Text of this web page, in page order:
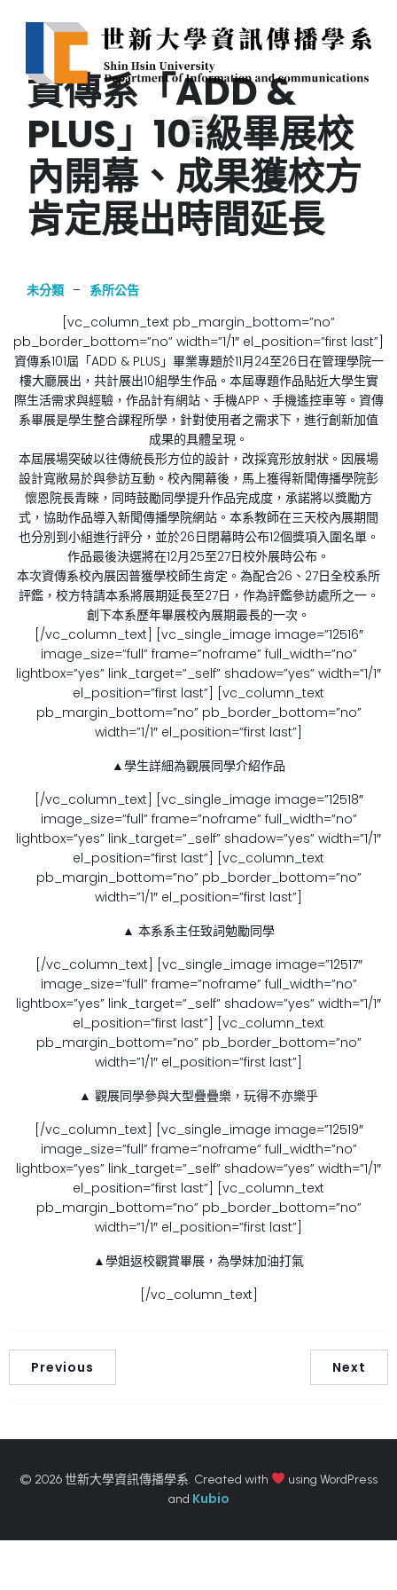
資傳系「ADD &
PLUS」101級畢展校
內開幕、成果獲校方
肯定展出時間延長
未分類 – 系所公告
[vc_column_text pb_margin_bottom=”no”
pb_border_bottom=”no” width=”1/1″ el_position=”first last”]
資傳系101屆「ADD & PLUS」畢業專題於11月24至26日在管理學院一
樓大廳展出，共計展出10組學生作品。本屆專題作品貼近大學生實
際生活需求與經驗，作品計有網站、手機APP、手機遙控車等。資傳
系畢展是學生整合課程所學，針對使用者之需求下，進行創新加值
成果的具體呈現。
本屆展場突破以往傳統長形方位的設計，改採寬形放射狀。因展場
設計寬敞易於與參訪互動。校內開幕後，馬上獲得新聞傳播學院彭
懷恩院長青睞，同時鼓勵同學提升作品完成度，承諾將以獎勵方
式，協助作品導入新聞傳播學院網站。本系教師在三天校內展期間
也分別到小組進行評分，並於26日閉幕時公布12個獎項入圍名單。
作品最後決選將在12月25至27日校外展時公布。
本次資傳系校內展因普獲學校師生肯定。為配合26、27日全校系所
評鑑，校方特請本系將展期延長至27日，作為評鑑參訪處所之一。
創下本系歷年畢展校內展期最長的一次。
[/vc_column_text] [vc_single_image image=”12516″
image_size=”full” frame=”noframe” full_width=”no”
lightbox=”yes” link_target=”_self” shadow=”yes” width=”1/1″
el_position=”first last”] [vc_column_text
pb_margin_bottom=”no” pb_border_bottom=”no”
width=”1/1″ el_position=”first last”]
▲學生詳細為觀展同學介紹作品
[/vc_column_text] [vc_single_image image=”12518″
image_size=”full” frame=”noframe” full_width=”no”
lightbox=”yes” link_target=”_self” shadow=”yes” width=”1/1″
el_position=”first last”] [vc_column_text
pb_margin_bottom=”no” pb_border_bottom=”no”
width=”1/1″ el_position=”first last”]
▲ 本系系主任致詞勉勵同學
[/vc_column_text] [vc_single_image image=”12517″
image_size=”full” frame=”noframe” full_width=”no”
lightbox=”yes” link_target=”_self” shadow=”yes” width=”1/1″
el_position=”first last”] [vc_column_text
pb_margin_bottom=”no” pb_border_bottom=”no”
width=”1/1″ el_position=”first last”]
▲ 觀展同學參與大型疊疊樂，玩得不亦樂乎
[/vc_column_text] [vc_single_image image=”12519″
image_size=”full” frame=”noframe” full_width=”no”
lightbox=”yes” link_target=”_self” shadow=”yes” width=”1/1″
el_position=”first last”] [vc_column_text
pb_margin_bottom=”no” pb_border_bottom=”no”
width=”1/1″ el_position=”first last”]
▲學姐返校觀賞畢展，為學妹加油打氣
[/vc_column_text]
Previous Next
© 2026 世新大學資訊傳播學系. Created with
using WordPress
and Kubio